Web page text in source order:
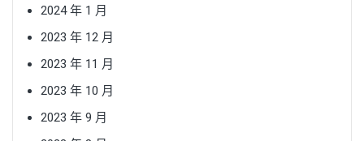
2024 年 1 月
2023 年 12 月
2023 年 11 月
2023 年 10 月
2023 年 9 月